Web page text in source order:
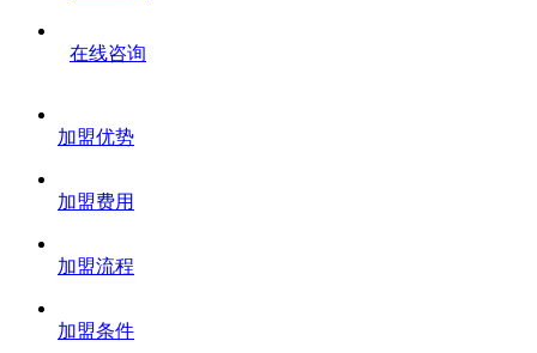
在线咨询
加盟优势
加盟费用
加盟流程
加盟条件